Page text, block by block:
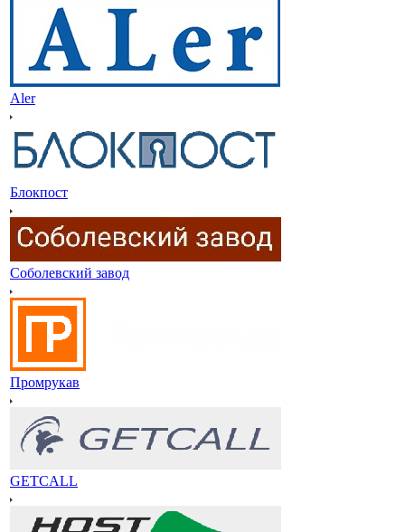
Aler
Блокпост
Соболевский завод
Промрукав
GETCALL